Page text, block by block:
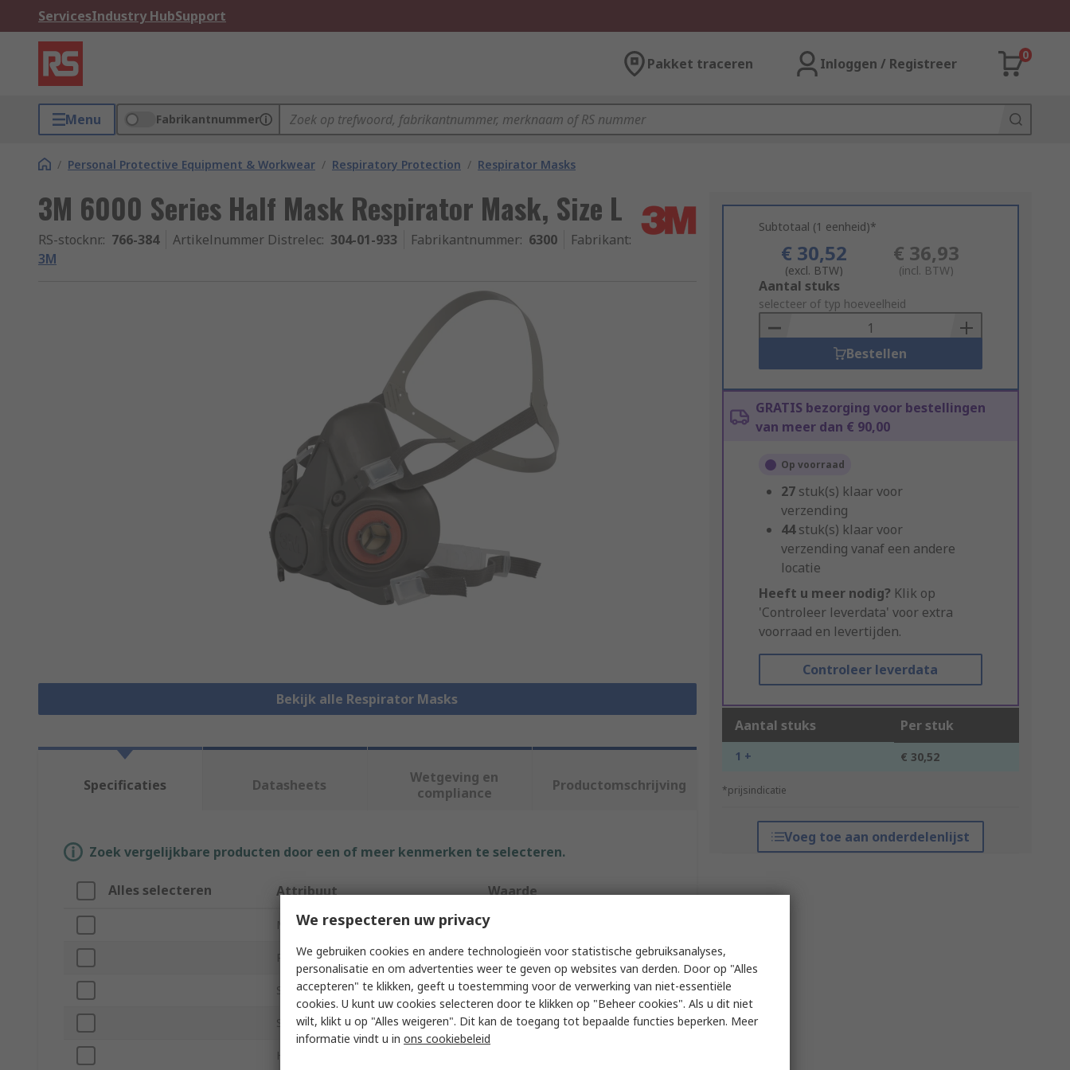
ServicesIndustry HubSupport
Pakket traceren Inloggen / Registreer
0
Menu Fabrikantnummer
/ Personal Protective Equipment & Workwear / Respiratory Protection / Respirator Masks
3M 6000 Series Half Mask Respirator Mask, Size L
RS-stocknr.: 766-384 Artikelnummer Distrelec: 304-01-933 Fabrikantnummer: 6300 Fabrikant:
3M
Bekijk alle Respirator Masks
Subtotaal (1 eenheid)*
€ 30,52
(excl. BTW)
€ 36,93
(incl. BTW)
Add
to
Basket
Aantal stuks
selecteer of typ hoeveelheid
Bestellen
GRATIS bezorging voor bestellingen
van meer dan € 90,00
Op voorraad
27 stuk(s) klaar voor
verzending
44stuk(s) klaar voor
verzending vanaf een andere
locatie
Heeft u meer nodig? Klik op
'Controleer leverdata' voor extra
voorraad en levertijden.
Controleer leverdata
Aantal stuks Per stuk
1 + € 30,52
*prijsindicatie
Voeg toe aan onderdelenlijst
Specificaties Datasheets
Wetgeving en
compliance
Productomschrijving
Zoek vergelijkbare producten door een of meer kenmerken te selecteren.
Alles selecteren Attribuut Waarde
Merk 3M
Product Type Respirator Mask
Sub Type Half Mask
Size L
Hypoallergenic
We respecteren uw privacy
We gebruiken cookies en andere technologieën voor statistische gebruiksanalyses,
personalisatie en om advertenties weer te geven op websites van derden. Door op "Alles
accepteren" te klikken, geeft u toestemming voor de verwerking van niet-essentiële
cookies. U kunt uw cookies selecteren door te klikken op "Beheer cookies". Als u dit niet
wilt, klikt u op "Alles weigeren". Dit kan de toegang tot bepaalde functies beperken. Meer
informatie vindt u in ons cookiebeleid